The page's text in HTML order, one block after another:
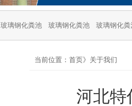
玻璃钢化粪池 玻璃钢化粪池 玻璃钢化粪
当前位置：首页》关于我们
河北特